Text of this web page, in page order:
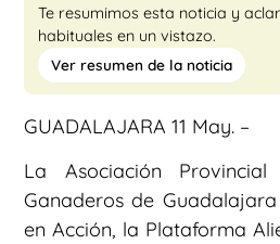
Te resumimos esta noticia y
habituales en un vistazo.
Ver resumen de la noticia
GUADALAJARA 11 May. –
La Asociación
Ganaderos de Guadalajara
en Acción, la Plataforma